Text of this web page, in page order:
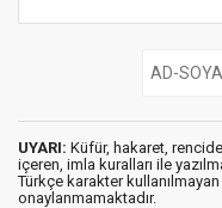
UYARI: Küfür, hakaret,
içeren, imla kuralları ile
Türkçe karakter
onaylanmamaktadır.